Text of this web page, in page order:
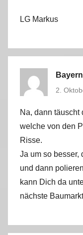
LG Markus
2.
Na, dann
welche von den
Risse.
Ja um so besser,
und dann
kann Dich da
nächste